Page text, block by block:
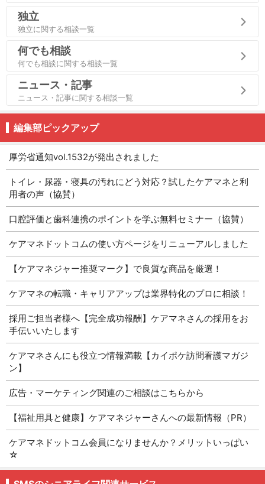
独立
独立に関する相談一覧
何でも相談
何でも相談に関する相談一覧
ニュース・記事
ニュース・記事に関する相談一覧
編集部ピックアップ
厚労省通知vol.1532が発出されました
トイレ・尿器・寝具の汚れにどう対応？試したケアマネと利
用者の声（協賛）
口腔評価と歯科連携のポイントを学ぶ無料セミナー（協賛）
ケアマネドットコムの使い方ページをリニューアルしました
【ケアマネジャー推奨マーク】で良質な商品を厳選！
ケアマネの転職・キャリアアップは業界特化のプロに相談！
採用ご担当者様へ【完全成功報酬】ケアマネさんの採用をお
手伝いいたします
ケアマネさんにも役立つ情報満載【カイポケ訪問看護マガジ
ン】
広告・マーケティング関連のご相談はこちらから
【福祉用具と健康】ケアマネジャーさんへの最新情報（PR）
ケアマネドットコム会員になりませんか？メリットいっぱい
☆